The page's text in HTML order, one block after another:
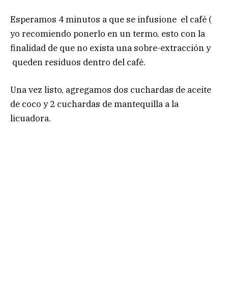
Esperamos 4 minutos a que se infusione el café (
yo recomiendo ponerlo en un termo, esto con la
finalidad de que no exista una sobre-extracción y
queden residuos dentro del café.
Una vez listo, agregamos dos cuchardas de aceite
de coco y 2 cuchardas de mantequilla a la
licuadora.